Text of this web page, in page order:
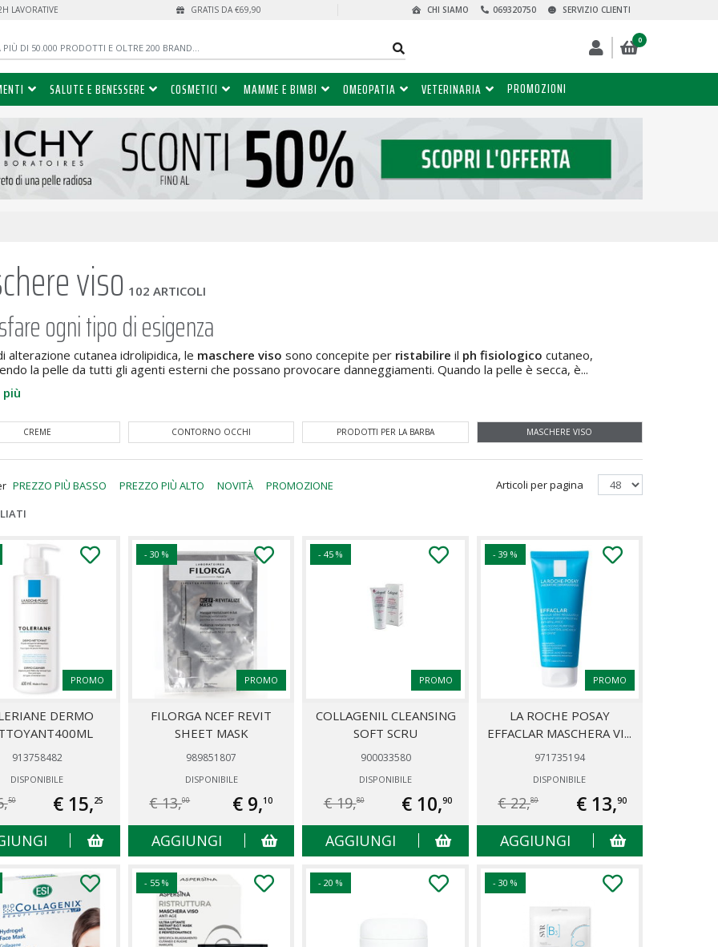
LAVORATIVE GRATIS DA €69,90 SERVIZIO CLIENTI
069320750
CHI SIAMO
0
SALUTE E BENESSERE COSMETICI MAMME E BIMBI OMEOPATIA VETERINARIA PROMOZIONI
viso 102 ARTICOLI
ogni tipo di esigenza
alterazione cutanea idrolipidica, le maschere viso sono concepite per ristabilire il ph fisiologico cutaneo,
la pelle da tutti gli agenti esterni che possano provocare danneggiamenti. Quando la pelle è secca, è...
più
CREME CONTORNO OCCHI PRODOTTI PER LA BARBA MASCHERE VISO
PREZZO PIÙ BASSO PREZZO PIÙ ALTO NOVITÀ
PROMOZIONE
Articoli per pagina
PROMO
DERMO
913758482
DISPONIBILE
50 € 15,25
- 30 %
PROMO
FILORGA NCEF REVIT
SHEET MASK
989851807
DISPONIBILE
€ 13,00 € 9,10
AGGIUNGI
- 45 %
PROMO
COLLAGENIL CLEANSING
SOFT SCRU
900033580
DISPONIBILE
€ 19,80 € 10,90
AGGIUNGI
- 39 %
PROMO
LA ROCHE POSAY
EFFACLAR MASCHERA VI...
971735194
DISPONIBILE
€ 22,89 € 13,90
AGGIUNGI
- 55 % - 20 % - 30 %